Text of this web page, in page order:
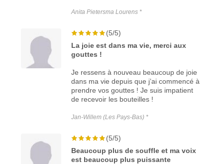
Anita Pietersma Lourens *
(5/5)
La joie est dans ma vie, merci aux
gouttes !
Je ressens à nouveau beaucoup de joie
dans ma vie depuis que j’ai commencé à
prendre vos gouttes ! Je suis impatient
de recevoir les bouteilles !
Jan-Willem (Les Pays-Bas) *
(5/5)
Beaucoup plus de souffle et ma voix
est beaucoup plus puissante